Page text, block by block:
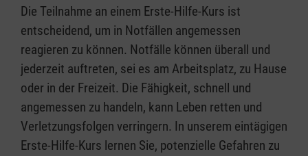
Die Teilnahme an einem Erste-Hilfe-Kurs ist
entscheidend, um in Notfällen angemessen
reagieren zu können. Notfälle können überall und
jederzeit auftreten, sei es am Arbeitsplatz, zu Hause
oder in der Freizeit. Die Fähigkeit, schnell und
angemessen zu handeln, kann Leben retten und
Verletzungsfolgen verringern. In unserem eintägigen
Erste-Hilfe-Kurs lernen Sie, potenzielle Gefahren zu